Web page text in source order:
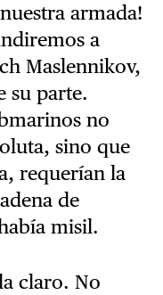
armada!
a
Maslennikov,
su parte.
no
sino que
requerían la
de
misil.
claro. No